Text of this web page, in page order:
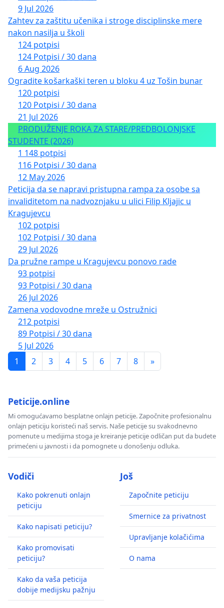
9 Jul 2026
Zahtev za zaštitu učenika i stroge disciplinske mere
nakon nasilja u školi
124 potpisi
124 Potpisi / 30 dana
6 Aug 2026
Ogradite košarkaški teren u bloku 4 uz Tošin bunar
120 potpisi
120 Potpisi / 30 dana
21 Jul 2026
PRODUŽENJE ROKA ZA STARE/PREDBOLONJSKE
STUDENTE (2026)
1 148 potpisi
116 Potpisi / 30 dana
12 May 2026
Peticija da se napravi pristupna rampa za osobe sa
invaliditetom na nadvoznjaku u ulici Filip Kljajic u
Kragujevcu
102 potpisi
102 Potpisi / 30 dana
29 Jul 2026
Da pružne rampe u Kragujevcu ponovo rade
93 potpisi
93 Potpisi / 30 dana
26 Jul 2026
Zamena vodovodne mreže u Ostružnici
212 potpisi
89 Potpisi / 30 dana
5 Jul 2026
1
2 3 4 5 6 7 8 »
Peticije.online
Mi omogućavamo besplatne onlajn peticije. Započnite profesionalnu
onlajn peticiju koristeći naš servis. Naše peticije su svakodnevno
pomenute u medijima stoga je kreiranje peticije odličan put da budete
primećeni u javnosti i da pomognete u donošenju odluka.
Vodiči
Kako pokrenuti onlajn
peticiju
Kako napisati peticiju?
Kako promovisati
peticiju?
Kako da vaša peticija
dobije medijsku pažnju
Još
Započnite peticiju
Smernice za privatnost
Upravljanje kolačićima
O nama